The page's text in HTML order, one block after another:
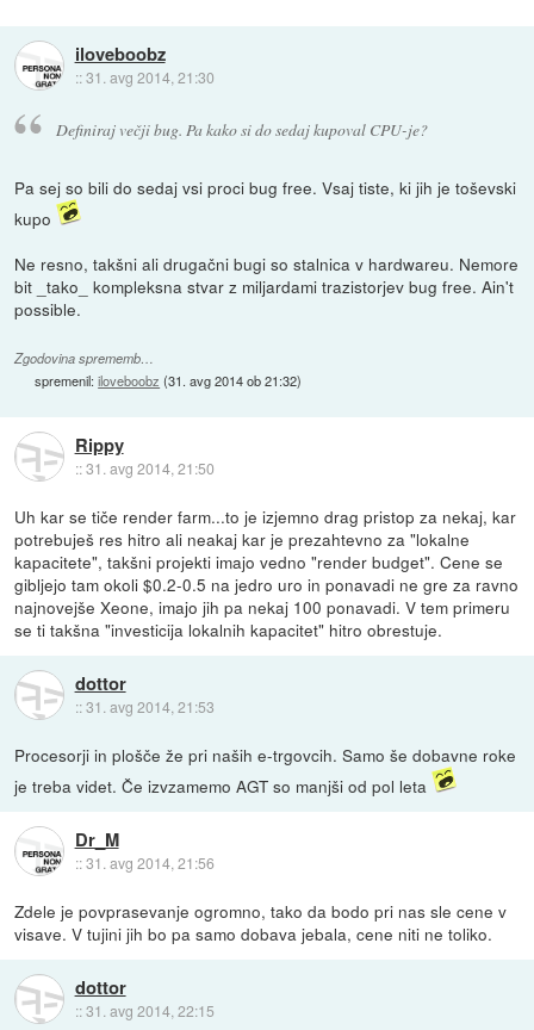
iloveboobz
::31. avg 2014, 21:30
Definiraj večji bug. Pa kako si do sedaj kupoval CPU-je?
Pa sej so bili do sedaj vsi proci bug free. Vsaj tiste, ki jih je toševski
kupo
Ne resno, takšni ali drugačni bugi so stalnica v hardwareu. Nemore
bit _tako_ kompleksna stvar z miljardami trazistorjev bug free. Ain't
possible.
Zgodovina sprememb…
spremenil:iloveboobz (31. avg 2014 ob 21:32)
Rippy
::31. avg 2014, 21:50
Uh kar se tiče render farm...to je izjemno drag pristop za nekaj, kar
potrebuješ res hitro ali neakaj kar je prezahtevno za "lokalne
kapacitete", takšni projekti imajo vedno "render budget". Cene se
gibljejo tam okoli $0.2-0.5 na jedro uro in ponavadi ne gre za ravno
najnovejše Xeone, imajo jih pa nekaj 100 ponavadi. V tem primeru
se ti takšna "investicija lokalnih kapacitet" hitro obrestuje.
dottor
::31. avg 2014, 21:53
Procesorji in plošče že pri naših e-trgovcih. Samo še dobavne roke
je treba videt. Če izvzamemo AGT so manjši od pol leta
Dr_M
::31. avg 2014, 21:56
Zdele je povprasevanje ogromno, tako da bodo pri nas sle cene v
visave. V tujini jih bo pa samo dobava jebala, cene niti ne toliko.
dottor
::31. avg 2014, 22:15